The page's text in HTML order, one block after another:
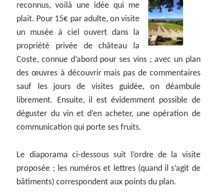
reconnus,voilà une idée qui me
plait. Pour 15€ par adulte, on visite
un musée à ciel ouvert dans la
propriété privée de château la
Coste, connue d’abord pour ses vins ; avec un plan
des œuvres à découvrir mais pas de commentaires
sauf les jours de visites guidée, on déambule
librement. Ensuite, il est évidemment possible de
déguster du vin et d’en acheter, une opération de
communication qui porte ses fruits.
Le diaporama ci-dessous suit l’ordre de la visite
proposée ; les numéros et lettres (quand il s’agit de
bâtiments) correspondent aux points du plan.